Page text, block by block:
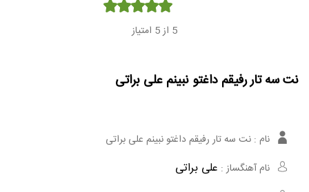
5 از 5 امتیاز
نت سه تار رفیقم داغتو نبینم علی براتی
نام : نت سه تار رفیقم داغتو نبینم علی براتی
نام آهنگساز : علی براتی